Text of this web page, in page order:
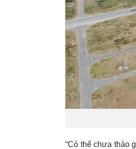
“Có thể chưa tháo